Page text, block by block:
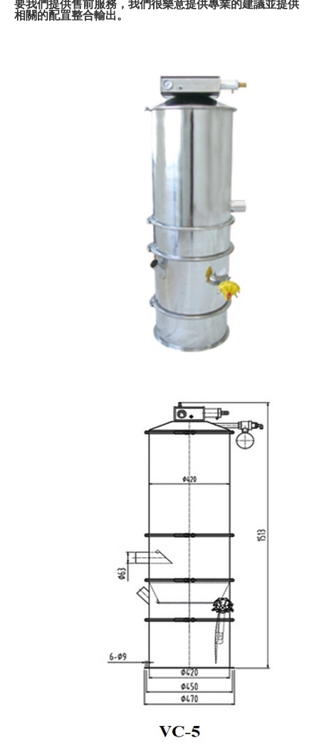
要我們提供售前服務，我們很樂意提供專業的建議並提供
相關的配罝整合輸出。